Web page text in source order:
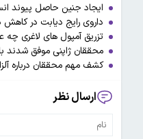
ایجاد جنین حاصل پیوند
داروی رایج دیابت در کاهش
تزریق آمپول‌ های لاغری چه
محققان ژاپنی موفق شدند با
کشف مهم محققان درباره
ارسال نظر